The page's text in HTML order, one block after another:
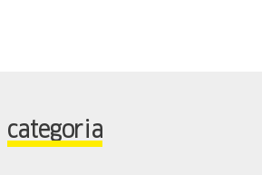
categoria